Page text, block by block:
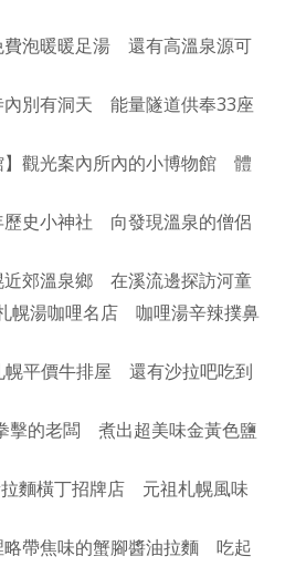
費泡暖暖足湯 還有高溫泉源可
內別有洞天 能量隧道供奉33座
】觀光案內所內的小博物館 體
歷史小神社 向發現溫泉的僧侶
近郊溫泉鄉 在溪流邊探訪河童
幌湯咖哩名店 咖哩湯辛辣撲鼻
幌平價牛排屋 還有沙拉吧吃到
擊的老闆 煮出超美味金黃色鹽
拉麵橫丁招牌店 元祖札幌風味
略帶焦味的蟹腳醬油拉麵 吃起